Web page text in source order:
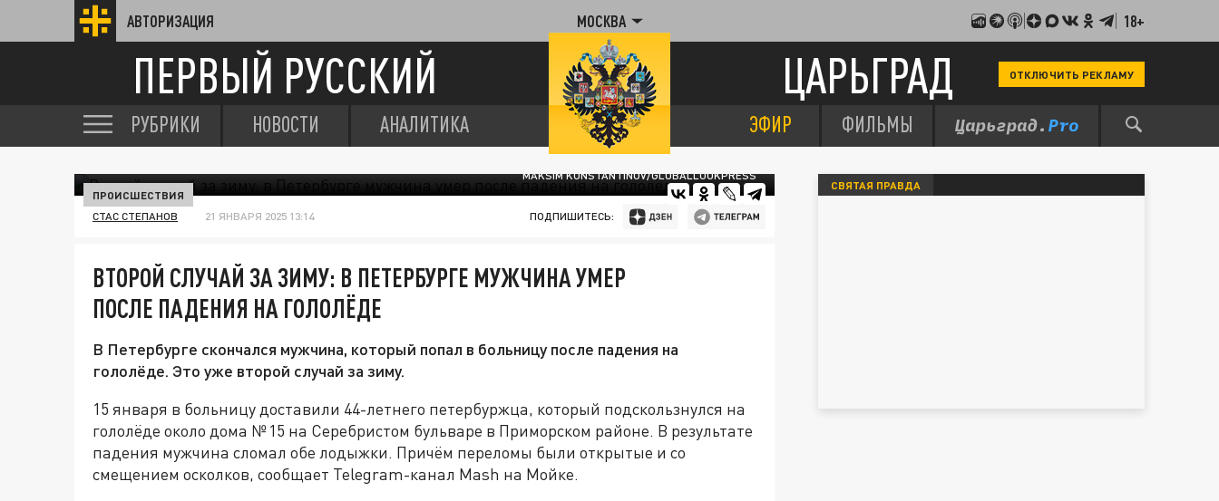
АВТОРИЗАЦИЯ МОСКВА 18+
ПЕРВЫЙ РУССКИЙ ЦАРЬГРАД ОТКЛЮЧИТЬ РЕКЛАМУ
РУБРИКИ НОВОСТИ АНАЛИТИКА ЭФИР ФИЛЬМЫ
MAKSIM KONSTANTINOV/GLOBALLOOKPRESS
ПРОИСШЕСТВИЯ
СТАС СТЕПАНОВ 21 ЯНВАРЯ 2025 13:14 ПОДПИШИТЕСЬ:
ВТОРОЙ СЛУЧАЙ ЗА ЗИМУ: В ПЕТЕРБУРГЕ МУЖЧИНА УМЕР
ПОСЛЕ ПАДЕНИЯ НА ГОЛОЛЁДЕ
В Петербурге скончался мужчина, который попал в больницу после падения на
гололёде. Это уже второй случай за зиму.
15 января в больницу доставили 44-летнего петербуржца, который подскользнулся на
гололёде около дома № 15 на Серебристом бульваре в Приморском районе. В результате
падения мужчина сломал обе лодыжки. Причём переломы были открытые и со
смещением осколков, сообщает Telegram-канал Mash на Мойке.
СВЯТАЯ ПРАВДА